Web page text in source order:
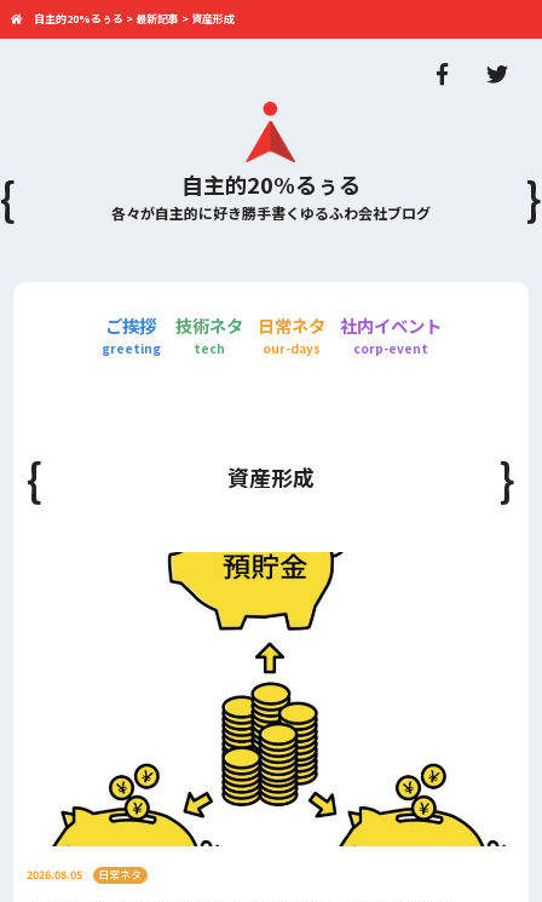
自主的20%るぅる
各々が自主的に好き勝手書くゆるふわ会社ブログ
自主的20%るぅる > 最新記事 > 資産形成
ご挨拶
greeting
技術ネタ
tech
日常ネタ
our-days
社内イベント
corp-event
資産形成
2026.08.05 日常ネタ